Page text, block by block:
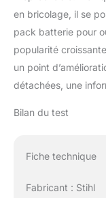
en bricolage, il se
pack batterie pour
popularité
un point
détachées, une
Bilan du test
Fiche technique
Fabricant : Stihl